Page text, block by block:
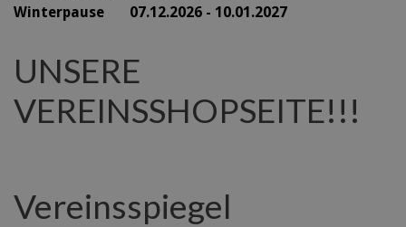
Winterpause 07.12.2026 - 10.01.2027
UNSERE
VEREINSSHOPSEITE!!!
Vereinsspiegel